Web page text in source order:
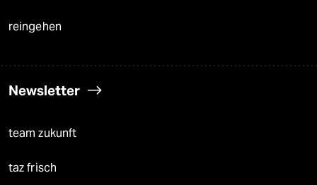
reingehen
Newsletter
team zukunft
taz frisch